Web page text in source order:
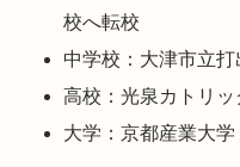
校へ転校
中学校：大津市立打
高校：光泉カトリッ
大学：京都産業大学